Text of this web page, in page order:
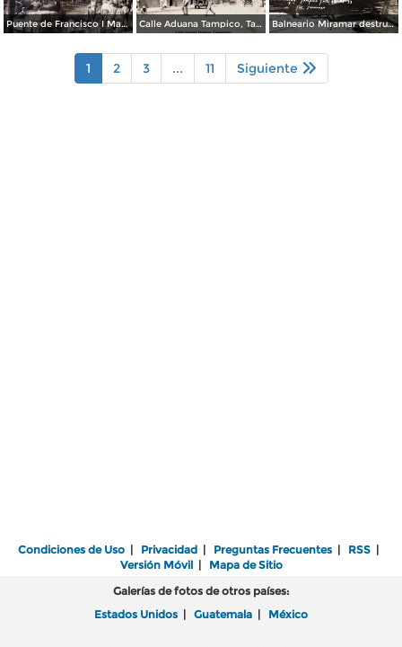
Puente de Francisco I Madero. Calle Aduana Tampico, Tamaulipas. Balneario Miramar destruido por el ciclon 25 de Sep de 1933.
1 2 3 ... 11 Siguiente
Condiciones de Uso | Privacidad | Preguntas Frecuentes | RSS |
Versión Móvil| Mapa de Sitio
Galerías de fotos de otros países:
Estados Unidos | Guatemala | México